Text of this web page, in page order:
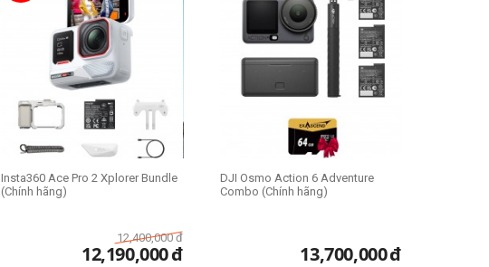
Insta360 Ace Pro 2 Xplorer Bundle
(Chính hãng)
12,400,000 đ
12,190,000đ
DJI Osmo Action 6 Adventure
Combo (Chính hãng)
13,700,000đ